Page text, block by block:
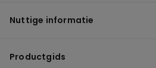
Nuttige informatie
Productgids